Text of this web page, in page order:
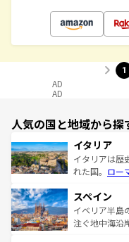
1
AD
AD
人気の国と地域から探
イタリア
イタリアは歴
れた国。 ロー
ろん、トスカ
景など、自然
ピザやパスタ
スペイン
イベリア半島
注ぐ地中海沿